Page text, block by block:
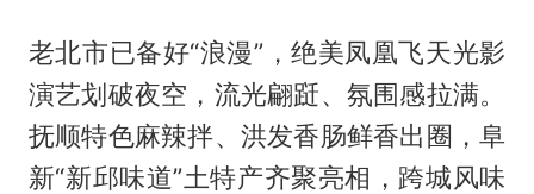
老北市已备好“浪漫”，绝美凤凰飞天光影
演艺划破夜空，流光翩跹、氛围感拉满。
抚顺特色麻辣拌、洪发香肠鲜香出圈，阜
新“新邱味道”土特产齐聚亮相，跨城风味